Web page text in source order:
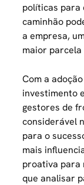
políticas para
caminhão
a empresa,
maior
Com a
investimento
gestores de
considerável
para o
mais
proativa para
que analisar